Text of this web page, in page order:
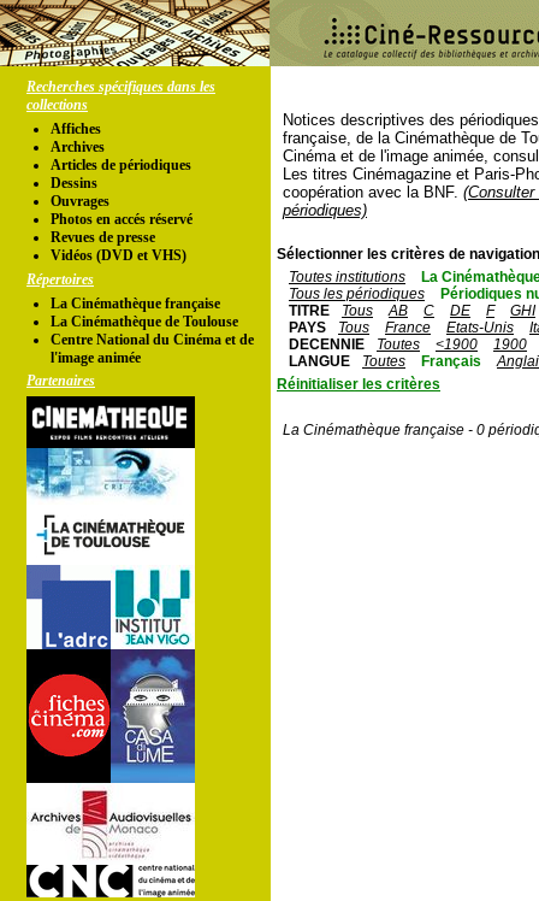
Recherches spécifiques dans les
collections
Affiches
Archives
Articles de périodiques
Dessins
Ouvrages
Photos en accés réservé
Revues de presse
Vidéos (DVD et VHS)
Répertoires
La Cinémathèque française
La Cinémathèque de Toulouse
Centre National du Cinéma et de
l'image animée
Partenaires
Notices descriptives des
française, de la Cinémathèque de
Cinéma et de l'image animée,
Les titres Cinémagazine et Paris-
coopération avec la BNF.
périodiques)
Sélectionner les critères de
Toutes institutions
La
Tous les périodiques
Périodiques
TITRE
Tous AB C DE F
GHI
PAYS
Tous France Etats-Unis
DECENNIE
Toutes <1900
1900
LANGUE
Toutes Français
Réinitialiser les critères
La Cinémathèque française - 0